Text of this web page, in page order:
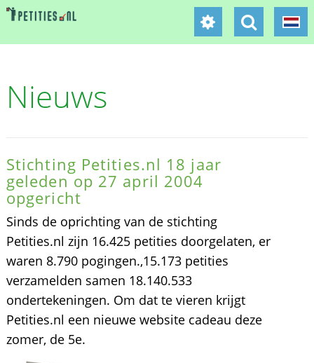
Nieuws
Stichting Petities.nl 18 jaar
geleden op 27 april 2004
opgericht
Sinds de oprichting van de stichting
Petities.nl zijn 16.425 petities doorgelaten, er
waren 8.790 pogingen.,15.173 petities
verzamelden samen 18.140.533
ondertekeningen. Om dat te vieren krijgt
Petities.nl een nieuwe website cadeau deze
zomer, de 5e.